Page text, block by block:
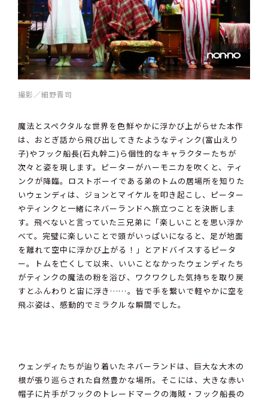
撮影／細野晋司
魔法とスペクタルな世界を色鮮やかに浮かび上がらせた本作
は、おとぎ話から飛び出してきたようなティンク(富山えり
子)やフック船長(石丸幹二)ら個性的なキャラクターたちが
次々と姿を現します。ピーターがハーモニカを吹くと、ティ
ンクが降臨。ロストボーイである弟のトムの居場所を知りた
いウェンディは、ジョンとマイケルを叩き起こし、ピーター
やティンクと一緒にネバーランドへ旅立つことを決断しま
す。飛べないと言っていた三兄弟に「楽しいことを思い浮か
べて。完璧に楽しいことで頭がいっぱいになると、足が地面
を離れて空中に浮かび上がる！」とアドバイスするピータ
ー。トムを亡くして以来、いいことなかったウェンディたち
がティンクの魔法の粉を浴び、ワクワクした気持ちを取り戻
すとふんわりと宙に浮き……。皆で手を繋いで軽やかに空を
飛ぶ姿は、感動的でミラクルな瞬間でした。
ウェンディたちが辿り着いたネバーランドは、巨大な大木の
根が張り巡らされた自然豊かな場所。そこには、大きな赤い
帽子に片手がフックのトレードマークの海賊・フック船長の